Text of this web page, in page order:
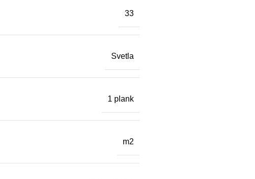
33
Svetla
1 plank
m2